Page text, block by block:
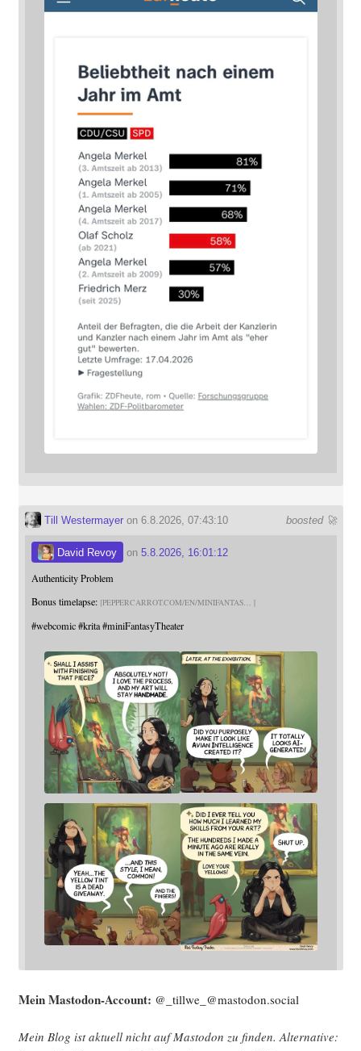
boosted 🚀
Till Westermayeron 6.8.2026, 07:43:10
David Revoy on 5.8.2026, 16:01:12
Authenticity Problem
Bonus timelapse: PEPPERCARROT.COM/EN/MINIFANTAS
#webcomic #krita #miniFantasyTheater
Mein Mast­o­don-Account: @_tillwe_@mastodon.social
Mein Blog ist aktu­ell nicht auf Mast­o­don zu fin­den. Alter­na­ti­ve: